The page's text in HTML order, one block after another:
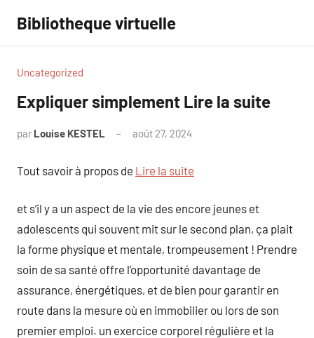
contenu
Bibliotheque virtuelle
Uncategorized
Expliquer simplement Lire la suite
par Louise KESTEL août 27, 2024
Tout savoir à propos de Lire la suite
et s’il y a un aspect de la vie des encore jeunes et
adolescents qui souvent mit sur le second plan, ça plait
la forme physique et mentale, trompeusement ! Prendre
soin de sa santé offre l’opportunité davantage de
assurance, énergétiques, et de bien pour garantir en
route dans la mesure où en immobilier ou lors de son
premier emploi. un exercice corporel régulière et la